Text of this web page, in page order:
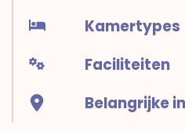
Kamertypes
Faciliteiten
Belangrijke